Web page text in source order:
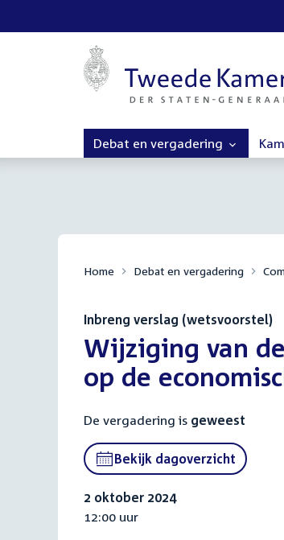
Debat en vergadering
Home Debat en vergadering
Inbreng verslag (wetsvoorstel)
:Wijziging van
op de
De vergadering is geweest
Bekijk dagoverzicht
2 oktober 2024
12:00 uur